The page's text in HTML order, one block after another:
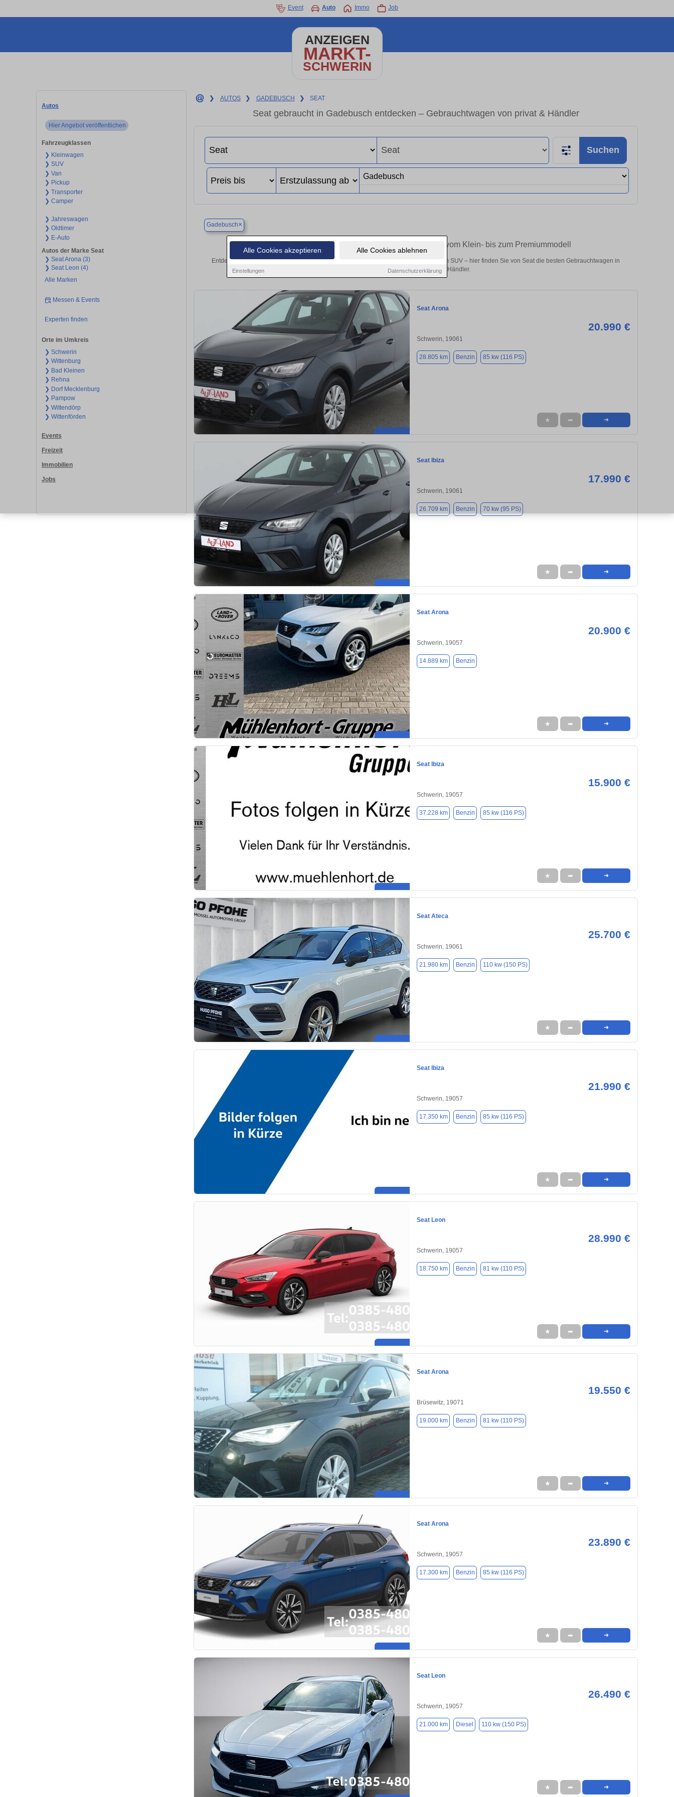
Alle Cookies akzeptieren Alle Cookies ablehnen
Einstellungen Datenschutzerklärung
Event Auto Immo Job
ANZEIGEN
MARKT-
SCHWERIN
Autos
Hier Angebot veröffentlichen
Fahrzeugklassen
❯ Kleinwagen
❯ SUV
❯ Van
❯ Pickup
❯ Transporter
❯ Camper
❯ Jahreswagen
❯ Oldtimer
❯ E-Auto
Autos der Marke Seat
❯ Seat Arona (3)
❯ Seat Leon (4)
Alle Marken
Messen & Events
Experten finden
Orte im Umkreis
❯ Schwerin
❯ Wittenburg
❯ Bad Kleinen
❯ Rehna
❯ Dorf Mecklenburg
❯ Pampow
❯ Wittendörp
❯ Wittenförden
Events
Freizeit
Immobilien
Jobs
❯ AUTOS ❯ GADEBUSCH ❯ SEAT
Seat gebraucht in Gadebusch entdecken – Gebrauchtwagen von privat & Händler
Suchen
Gadebusch×
Finden Sie in Gadebusch Ihren gebrauchten Seat – vom Klein- bis zum Premiummodell
Entdecken Sie in Gadebusch gebrauchte Seat Fahrzeuge. Von Kleinwagen bis hin zum SUV – hier finden Sie von Seat die besten Gebrauchtwagen in
Gadebusch von privat und vom Händler.
Seat Arona
20.990 €
Schwerin, 19061
28.805 km Benzin 85 kw (116 PS)
★ ➦ ➜
Seat Ibiza
17.990 €
Schwerin, 19061
26.709 km Benzin 70 kw (95 PS)
★ ➦ ➜
Seat Arona
20.900 €
Schwerin, 19057
14.889 km Benzin
★ ➦ ➜
Seat Ibiza
15.900 €
Schwerin, 19057
37.228 km Benzin 85 kw (116 PS)
★ ➦ ➜
Seat Ateca
25.700 €
Schwerin, 19061
21.980 km Benzin 110 kw (150 PS)
★ ➦ ➜
Seat Ibiza
21.990 €
Schwerin, 19057
17.350 km Benzin 85 kw (116 PS)
★ ➦ ➜
Seat Leon
28.990 €
Schwerin, 19057
18.750 km Benzin 81 kw (110 PS)
★ ➦ ➜
Seat Arona
19.550 €
Brüsewitz, 19071
19.000 km Benzin 81 kw (110 PS)
★ ➦ ➜
Seat Arona
23.890 €
Schwerin, 19057
17.300 km Benzin 85 kw (116 PS)
★ ➦ ➜
Seat Leon
26.490 €
Schwerin, 19057
21.000 km Diesel 110 kw (150 PS)
★ ➦ ➜